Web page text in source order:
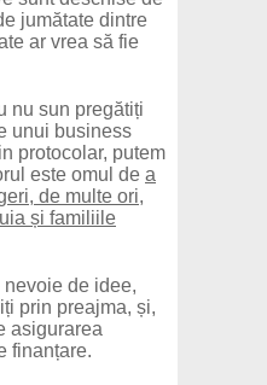
jumătate dintre
ar vrea să fie
nu sun pregătiți
unui business
protocolar, putem
este omul de a
de multe ori,
și familiile
de idee,
prin preajma, și,
asigurarea
finanțare.